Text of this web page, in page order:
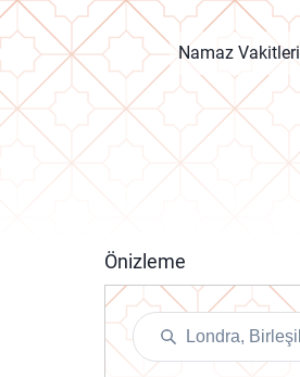
Namaz Vakitleri
Önizleme